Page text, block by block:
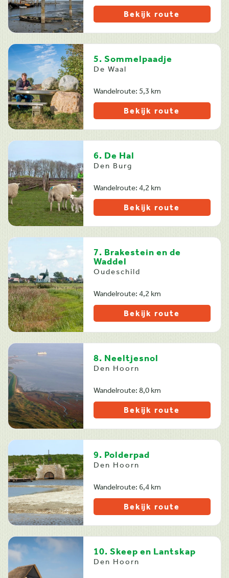
Bekijk route
5. Sommelpaadje
De Waal
Wandelroute: 5,3 km
Bekijk route
6. De Hal
Den Burg
Wandelroute: 4,2 km
Bekijk route
7. Brakestein en de
Waddel
Oudeschild
Wandelroute: 4,2 km
Bekijk route
8. Neeltjesnol
Den Hoorn
Wandelroute: 8,0 km
Bekijk route
9. Polderpad
Den Hoorn
Wandelroute: 6,4 km
Bekijk route
10. Skeep en Lantskap
Den Hoorn